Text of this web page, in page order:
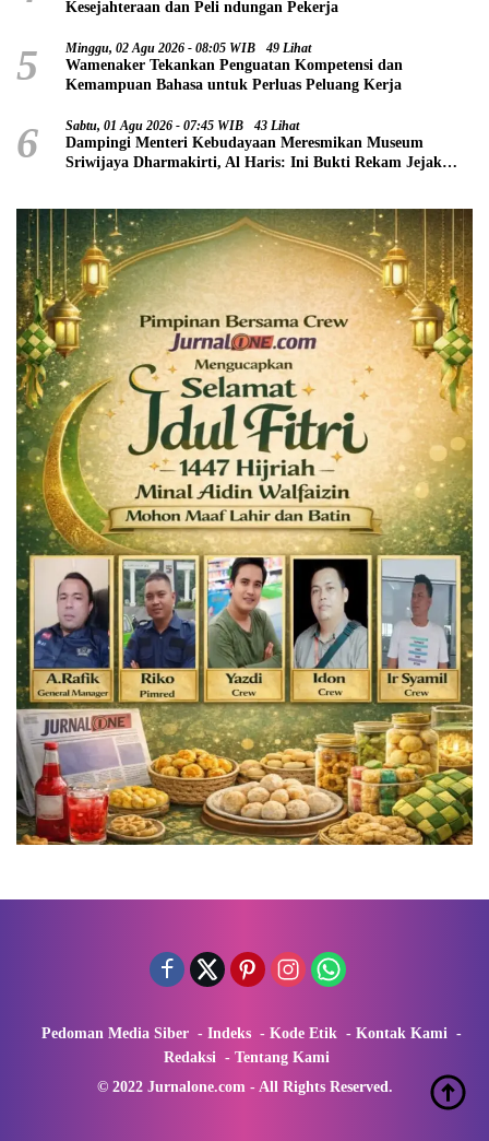
Kesejahteraan dan Peli ndungan Pekerja
5 Minggu, 02 Agu 2026 - 08:05 WIB 49 Lihat
Wamenaker Tekankan Penguatan Kompetensi dan
Kemampuan Bahasa untuk Perluas Peluang Kerja
6 Sabtu, 01 Agu 2026 - 07:45 WIB 43 Lihat
Dampingi Menteri Kebudayaan Meresmikan Museum
Sriwijaya Dharmakirti, Al Haris: Ini Bukti Rekam Jejak
Pedoman Media Siber Indeks Kode Etik
Kontak Kami
Redaksi
Tentang Kami
© 2022 Jurnalone.com - All Rights Reserved.